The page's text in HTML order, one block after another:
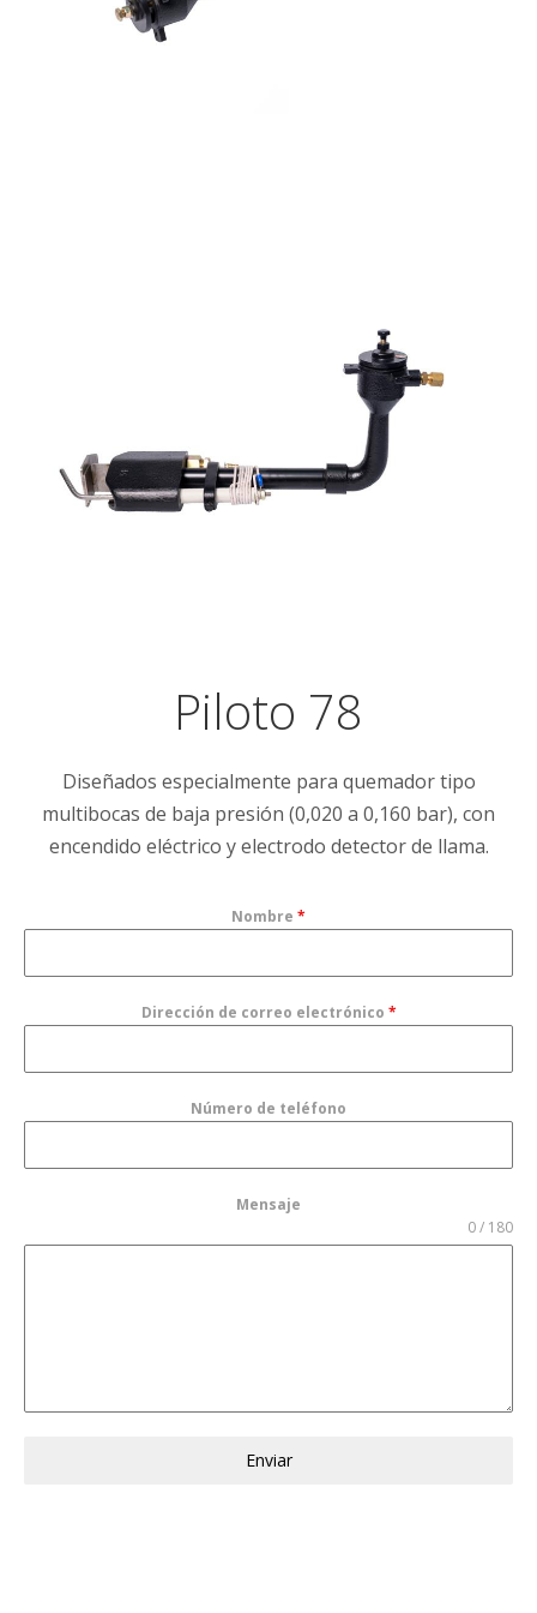
Piloto 78
Diseñados especialmente para quemador tipo
multibocas de baja presión (0,020 a 0,160 bar), con
encendido eléctrico y electrodo detector de llama.
Nombre *
Dirección de correo electrónico *
Número de teléfono
Mensaje
0 / 180
Enviar